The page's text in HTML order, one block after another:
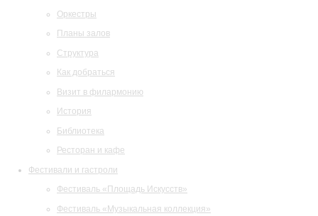
Оркестры
Планы залов
Структура
Как добраться
Визит в филармонию
История
Библиотека
Ресторан и кафе
Фестивали и гастроли
Фестиваль «Площадь Искусств»
Фестиваль «Музыкальная коллекция»